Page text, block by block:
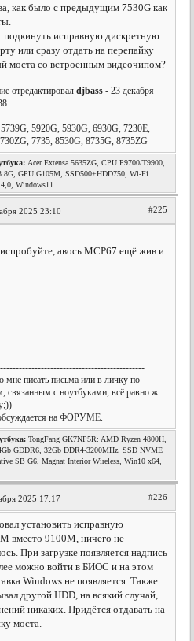
как было с предыдущим 7530G как
: подкинуть исправную дискретную
или сразу отдать на перепайку
моста со встроенным видеочипом?
отредактировалdjbass - 23 декабря
5920G, 5930G, 6930G, 7230E,
7735, 8530G, 8735G, 8735ZG
Acer Extensa 5635ZG, CPU P9700/T9900,
8G, GPU G105M, SSD500+HDD750, Wi-Fi
Windows11
2025 23:10 #225
авось MCP67 ещё жив и
мне писать письма или в личку по
связанным с ноутбуками, всё равно ж
на ФОРУМЕ.
TongFang GK7NP5R: AMD Ryzen 4800H,
GDDR6, 32Gb DDR4-3200MHz, SSD NVME
SB G6, Magnat Interior Wireless, Win10 x64,
2025 17:17 #226
установить исправную
вместо 9100M, ничего не
При загрузке появляется надпись
можно войти в БИОС и на этом
Windows не появляется. Также
другой HDD, на всякий случай,
никаких. Придётся отдавать на
моста.